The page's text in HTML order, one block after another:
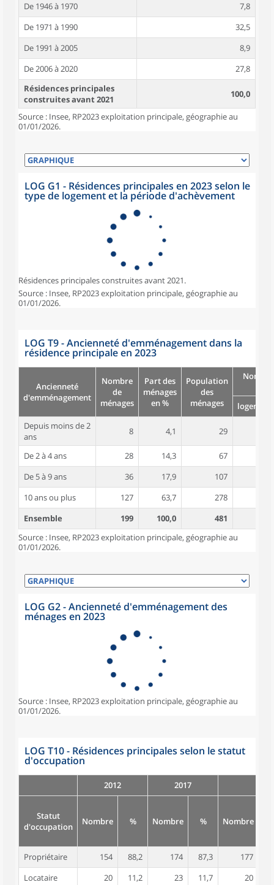
De 1946 à 1970
7,8
De 1971 à 1990
32,5
De 1991 à 2005
8,9
De 2006 à 2020
27,8
Résidences principales
construites avant 2021
100,0
Source : Insee, RP2023 exploitation principale, géographie au
01/01/2026.
LOG G1 - Résidences principales en 2023 selon le
type de logement et la période d'achèvement
Résidences principales construites avant 2021.
Source : Insee, RP2023 exploitation principale, géographie au
01/01/2026.
LOG T9 - Ancienneté d'emménagement dans la
résidence principale en 2023
Ancienneté
d'emménagement
Nombre
de
ménages
Part des
ménages
en %
Population
des
ménages
logement
Depuis moins de 2
ans
8 4,1 29
De 2 à 4 ans 28 14,3 67
De 5 à 9 ans
36 17,9 107
10 ans ou plus
127 63,7 278
Ensemble
199 100,0 481
Source : Insee, RP2023 exploitation principale, géographie au
01/01/2026.
LOG G2 - Ancienneté d'emménagement des
ménages en 2023
Source : Insee, RP2023 exploitation principale, géographie au
01/01/2026.
LOG T10 - Résidences principales selon le statut
d'occupation
2012 2017
Statut
d'occupation
Nombre % Nombre % Nombre
Propriétaire 154 88,2 174 87,3 177
Locataire
20 11,2 23 11,7 20